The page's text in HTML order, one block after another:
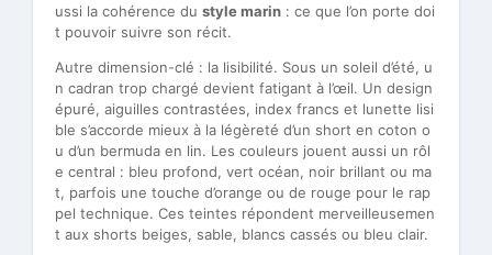
ussi la cohérence du style marin : ce que l’on porte doi
t pouvoir suivre son récit.
Autre dimension-clé : la lisibilité. Sous un soleil d’été, u
n cadran trop chargé devient fatigant à l’œil. Un design
épuré, aiguilles contrastées, index francs et lunette lisi
ble s’accorde mieux à la légèreté d’un short en coton o
u d’un bermuda en lin. Les couleurs jouent aussi un rôl
e central : bleu profond, vert océan, noir brillant ou ma
t, parfois une touche d’orange ou de rouge pour le rap
pel technique. Ces teintes répondent merveilleusemen
t aux shorts beiges, sable, blancs cassés ou bleu clair.